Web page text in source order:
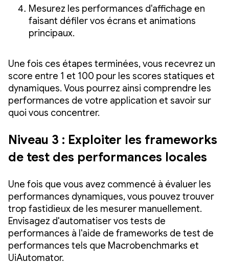
Mesurez les performances d'affichage en
faisant défiler vos écrans et animations
principaux.
Une fois ces étapes terminées, vous recevrez un
score entre 1 et 100 pour les scores statiques et
dynamiques. Vous pourrez ainsi comprendre les
performances de votre application et savoir sur
quoi vous concentrer.
Niveau 3 : Exploiter les frameworks
de test des performances locales
Une fois que vous avez commencé à évaluer les
performances dynamiques, vous pouvez trouver
trop fastidieux de les mesurer manuellement.
Envisagez d'automatiser vos tests de
performances à l'aide de frameworks de test de
performances tels que Macrobenchmarks et
UiAutomator.